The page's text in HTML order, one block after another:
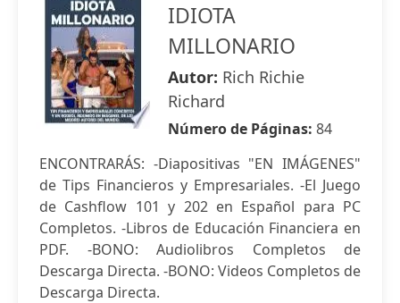
IDIOTA
MILLONARIO
Autor: Rich Richie
Richard
Número de Páginas: 84
ENCONTRARÁS: -Diapositivas "EN IMÁGENES"
de Tips Financieros y Empresariales. -El Juego
de Cashflow 101 y 202 en Español para PC
Completos. -Libros de Educación Financiera en
PDF. -BONO: Audiolibros Completos de
Descarga Directa. -BONO: Videos Completos de
Descarga Directa.